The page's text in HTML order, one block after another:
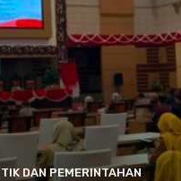
DAN PEMERINTAHAN